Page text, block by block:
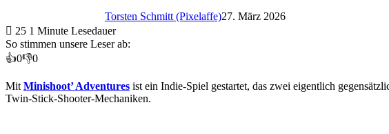
Torsten Schmitt (Pixelaffe)27. März 2026
25 1 Minute Lesedauer
So stimmen unsere Leser ab:
👍0👎0
Mit Minishoot’ Adventures ist ein Indie-Spiel gestartet, das zwei eigentlich
Twin-Stick-Shooter-Mechaniken.